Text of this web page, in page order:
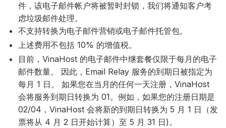
件，该电子邮件帐户将被暂时封锁，我们将通知客户考
虑垃圾邮件处理。
不支持转换为电子邮件营销或电子邮件托管包。
上述费用不包括 10% 的增值税。
目前，VinaHost 的电子邮件中继套餐仅限于每月的电子
邮件数量。 因此，Email Relay 服务的到期日被指定为
每月 1 日。 如果您在当月的任何一天注册，VinaHost
会将服务到期日转换为 01。例如，如果您的注册日期是
02/04，VinaHost 会将新的到期日转换为 5 月 1 日（发
票将从 4 月 2 日开始计算）至 5 月 31 日)。